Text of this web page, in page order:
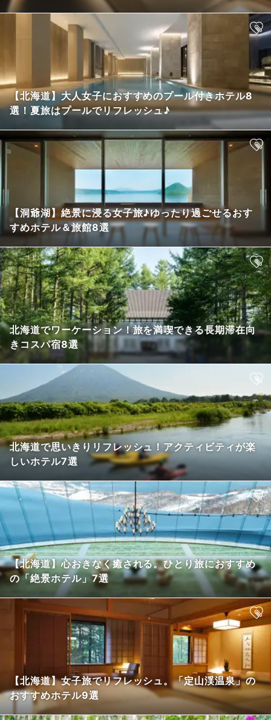
【北海道】大人女子におすすめのプール付きホテル8
選！夏旅はプールでリフレッシュ♪
【洞爺湖】絶景に浸る女子旅♪ゆったり過ごせるおす
すめホテル＆旅館8選
北海道でワーケーション！旅を満喫できる長期滞在向
きコスパ宿8選
北海道で思いきりリフレッシュ！アクティビティが楽
しいホテル7選
【北海道】心おきなく癒される。ひとり旅におすすめ
の「絶景ホテル」7選
【北海道】女子旅でリフレッシュ。「定山渓温泉」の
おすすめホテル9選